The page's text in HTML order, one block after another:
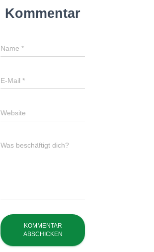
Kommentar
Name *
E-Mail *
Website
Was beschäftigt dich?